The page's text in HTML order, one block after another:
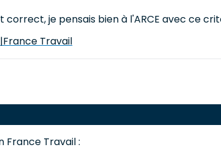
correct, je pensais bien à l'ARCE avec ce
Travail
Travail :